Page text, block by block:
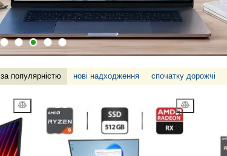
за популярністю нові надходження спочатку дорожчі